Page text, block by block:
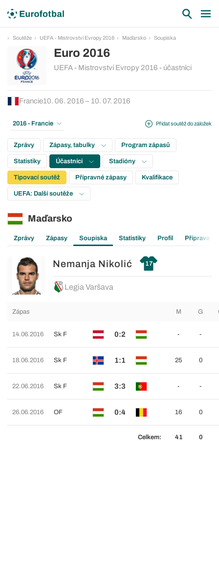
Soutěže UEFA - Mistrovství Evropy 2016 Maďarsko Soupiska
Euro 2016
UEFA - Mistrovství Evropy 2016 - účastníci
Francie10. 06. 2016 – 10. 07. 2016
Přidat soutěž do záložek
2016 - Francie
Zprávy Zápasy, tabulky Program zápasů
Statistiky Účastníci Stadióny
Tipovací soutěž Přípravné zápasy Kvalifikace
UEFA: Další soutěže
Maďarsko
Zprávy Zápasy Soupiska Statistiky Profil Příprava
Nemanja Nikolić 17
Legia Varšava
Zápas M G
14.06.2016 Sk F 0:2 - -
18.06.2016 Sk F 1:1 25 0
22.06.2016 Sk F 3:3 - -
26.06.2016 OF 0:4 16 0
Celkem: 41 0